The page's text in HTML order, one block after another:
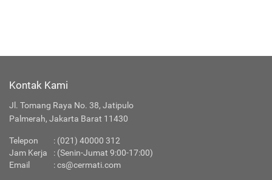
Kontak Kami
Jl. Tomang Raya No. 38, Jatipulo
Palmerah, Jakarta Barat 11430
Telepon : (021) 40000 312
Jam Kerja
: (Senin-Jumat 9:00-17:00)
Email
:cs@cermati.com